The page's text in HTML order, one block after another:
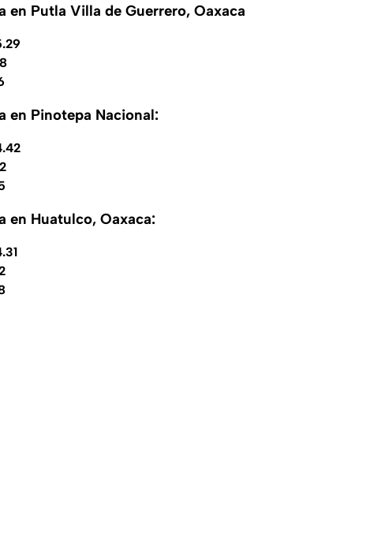
en Putla Villa de Guerrero, Oaxaca
en Pinotepa Nacional:
en Huatulco, Oaxaca: